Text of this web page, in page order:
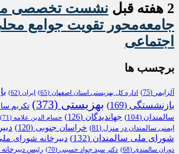
2 هفته قبل
نشست تخصصی
جامعه‌محور تقویت جوامع
اجتماعی
برچسب ها
آلزایمر (75) اداره کل بهزیستی استان اصفهان (65) ایران (62)
بازنشستگی (169) بهزیستی (373) تکریم
سالمندان (104) جهاندیدگان (126) حسام الدین علامه (71)
ایمنی سالمندان در منزل (81) خراسان جنوبی (120)
شورای ملی سالمندان (132) دبیرخانه شورای
دوران سالمندی (68) دکتر سید جواد حسینی (70) رئیس دبیرخانه